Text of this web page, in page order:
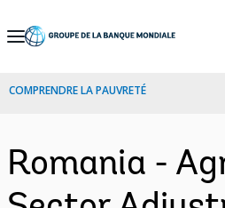
Skip
Navigation
COMPRENDRE LA PAUVRETÉ
Romania -